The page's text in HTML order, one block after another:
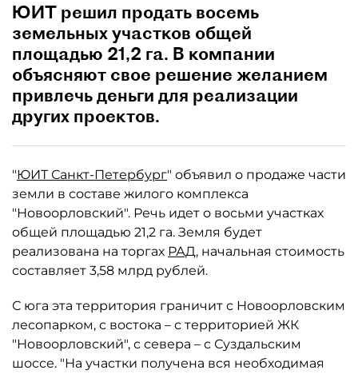
ЮИТ решил продать восемь
земельных участков общей
площадью 21,2 га. В компании
объясняют свое решение желанием
привлечь деньги для реализации
других проектов.
"ЮИТ Санкт-Петербург" объявил о продаже части
земли в составе жилого комплекса
"Новоорловский". Речь идет о восьми участках
общей площадью 21,2 га. Земля будет
реализована на торгах РАД, начальная стоимость
составляет 3,58 млрд рублей.
С юга эта территория граничит с Новоорловским
лесопарком, с востока – с территорией ЖК
"Новоорловский", с севера – с Суздальским
шоссе. "На участки получена вся необходимая